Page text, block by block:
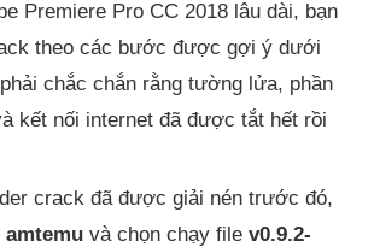
Premiere Pro CC 2018 lâu dài, bạn
theo các bước được gợi ý dưới
chắc chắn rằng tường lửa, phần
kết nối internet đã được tắt hết rồi
crack đã được giải nén trước đó,
amtemu và chọn chạy file v0.9.2-